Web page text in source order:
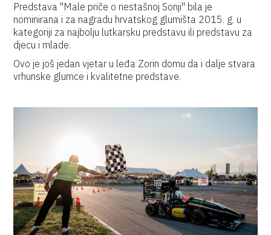
Predstava "Male priče o nestašnoj Sonji" bila je
nominirana i za nagradu hrvatskog glumišta 2015. g. u
kategoriji za najbolju lutkarsku predstavu ili predstavu za
djecu i mlade.
Ovo je još jedan vjetar u leđa Zorin domu da i dalje stvara
vrhunske glumce i kvalitetne predstave.